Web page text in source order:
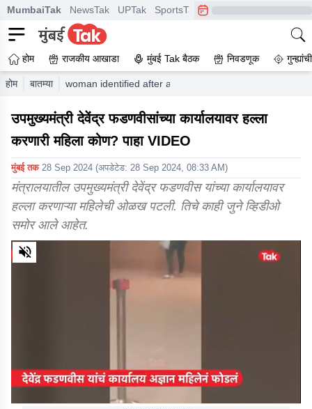
MumbaiTak NewsTak UPTak SportsTak CrimeTak
होम राजकीय आखाडा मुंबई Tak बैठक निवडणूक
होम बातम्या woman identified after attack on deputy cm fadnavis
उपमुख्यमंत्री देवेंद्र फडणवीसांच्या कार्यालयावर हल्ला
करणारी महिला कोण? पाहा VIDEO
मुंबई तक 28 Sep 2024 (अपडेटेड: 28 Sep 2024, 08:33 AM)
मंत्रालयातील उपमुख्यमंत्री देवेंद्र फडणवीस यांच्या कार्यालयावर
हल्ला करणाऱ्या महिलेची ओळख पटली. तिचे काही जुने व्हिडीओ
समोर आले आहेत.
0
of